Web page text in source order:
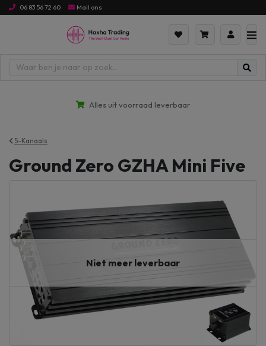
06 83 56 72 60 Mail ons
Alles uit voorraad leverbaar
5-Kanaals
Ground Zero GZHA Mini Five
Niet meer leverbaar